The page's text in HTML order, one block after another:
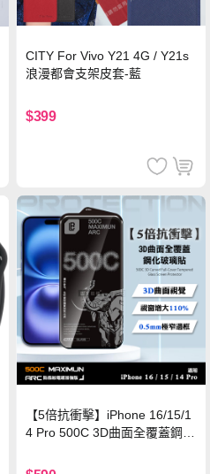
CITY For Vivo Y21 4G / Y21s
浪漫都會支架皮套-藍
$399
【5倍抗衝擊】iPhone 16/15/1
4 Pro 500C 3D曲面全覆蓋鋼化
保護貼